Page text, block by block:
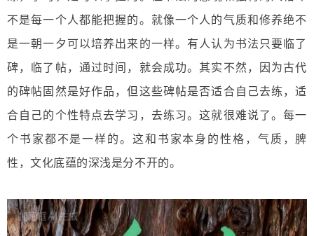
不是每一个人都能把握的。就像一个人的气质和修养绝不
是一朝一夕可以培养出来的一样。有人认为书法只要临了
碑，临了帖，通过时间，就会成功。其实不然，因为古代
的碑帖固然是好作品，但这些碑帖是否适合自己去练，适
合自己的个性特点去学习，去练习。这就很难说了。每一
个书家都不是一样的。这和书家本身的性格，气质，脾
性，文化底蕴的深浅是分不开的。